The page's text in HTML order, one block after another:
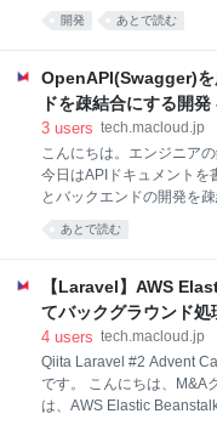
ら次のスプリントでやる
表示させる。
した話です。 Rollbar と
PHPで発生したエラー詳
目的 導入目的としては、
とバックエンドサーバの
あります。 1. フロントエ
で動いているNuxt.jsによ
検知の仕組みが欲しい、
きっかけでした。 SSRで
なんとかしてログ出力を
開発 あとで読む
OpenAPI(Swagger)を
ドを疎結合にする開
3 users tech.macloud.jp
こんにちは。エンジニア
今日はAPIドキュメントを
とバックエンドの開発を
進めている話を書こうと
の開発フローだとバック
ます。これはAPIからど
くるかわからないので、
ることはできないと言う
の開発がすすめられない
と考えています。 依存関
方を導入すると、フロン
あとで読む
【Laravel】AWS
てバックグラウンド
クラウド開発者ブログ
4 users tech.macloud.jp
Qiita Laravel #2 Advent
です。 こんにちは、M&A
は、AWS Elastic